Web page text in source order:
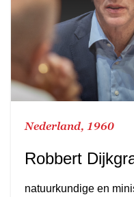
Nederland, 1960
Robbert
natuurkundige en